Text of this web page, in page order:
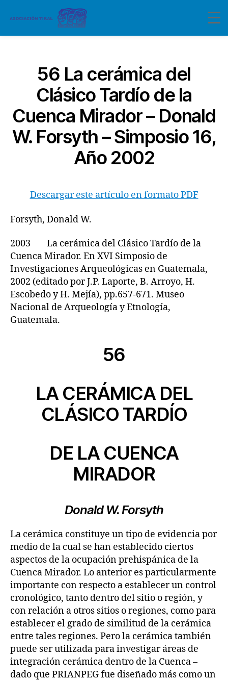
56 La cerámica del
Clásico Tardío de la
Cuenca Mirador – Donald
W. Forsyth – Simposio 16,
Año 2002
Descargar este artículo en formato PDF
Forsyth, Donald W.
2003 La cerámica del Clásico Tardío de la
Cuenca Mirador. En XVI Simposio de
Investigaciones Arqueológicas en Guatemala,
2002 (editado por J.P. Laporte, B. Arroyo, H.
Escobedo y H. Mejía), pp.657-671. Museo
Nacional de Arqueología y Etnología,
Guatemala.
56
LA CERÁMICA DEL
CLÁSICO TARDÍO
DE LA CUENCA
MIRADOR
Donald W. Forsyth
La cerámica constituye un tipo de evidencia por
medio de la cual se han establecido ciertos
aspectos de la ocupación prehispánica de la
Cuenca Mirador. Lo anterior es particularmente
importante con respecto a establecer un control
cronológico, tanto dentro del sitio o región, y
con relación a otros sitios o regiones, como para
establecer el grado de similitud de la cerámica
entre tales regiones. Pero la cerámica también
puede ser utilizada para investigar áreas de
integración cerámica dentro de la Cuenca –
dado que PRIANPEG fue diseñado más como un